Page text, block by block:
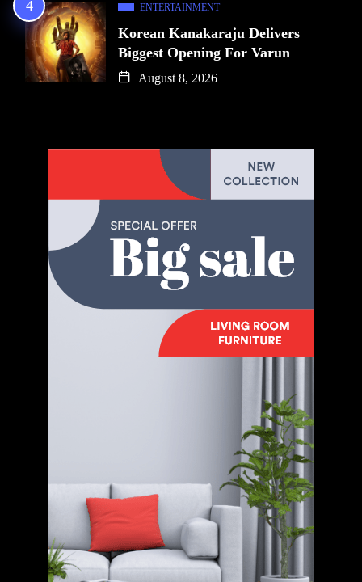
ENTERTAINMENT
Korean Kanakaraju Delivers
Biggest Opening For Varun
August 8, 2026